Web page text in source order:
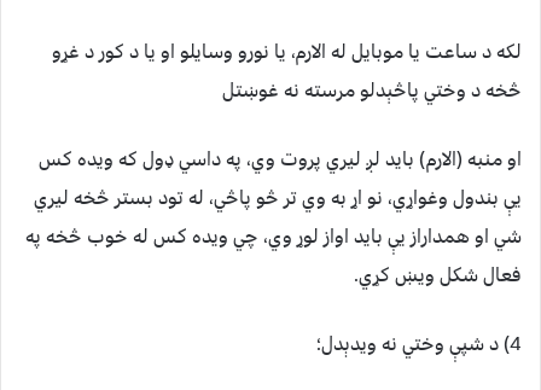
لکه د ساعت یا موبایل له الارم، یا نورو وسایلو او یا د کور د غړو
څخه د وختي پاڅېدلو مرسته نه غوښتل
او منبه (الارم) باید لږ ليري پروت وي، په داسي ډول که ويده کس
یې بندول وغواړي، نو اړ به وي تر څو پاڅي، له تود بستر څخه ليري
شي او همداراز یې باید اواز لوړ وي، چي ويده کس له خوب څخه په
فعال شکل ويښ کړي.
4) د شپې وختي نه ويدېدل؛